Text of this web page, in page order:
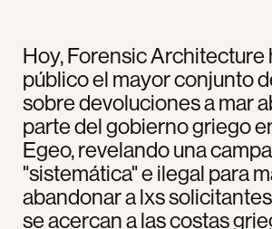
Hoy, Forensic Architecture
público el mayor conjunto
sobre devoluciones a mar
parte del gobierno griego
Egeo, revelando una
"sistemática" e ilegal para
abandonar a lxs
se acercan a las costas